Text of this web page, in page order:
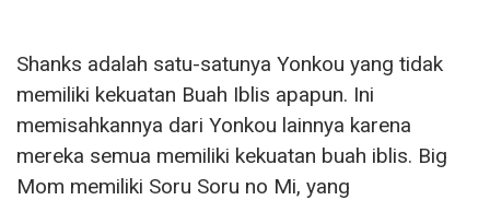
Shanks adalah satu-satunya Yonkou yang tidak
memiliki kekuatan Buah Iblis apapun. Ini
memisahkannya dari Yonkou lainnya karena
mereka semua memiliki kekuatan buah iblis. Big
Mom memiliki Soru Soru no Mi, yang